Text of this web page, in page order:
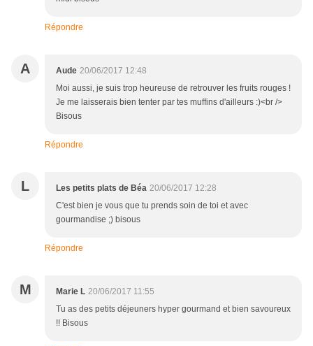
Répondre
A Aude 20/06/2017 12:48
Moi aussi, je suis trop heureuse de retrouver les fruits rouges !
Je me laisserais bien tenter par tes muffins d'ailleurs :)<br />
Bisous
Répondre
L Les petits plats de Béa 20/06/2017 12:28
C'est bien je vous que tu prends soin de toi et avec
gourmandise ;) bisous
Répondre
M Marie L 20/06/2017 11:55
Tu as des petits déjeuners hyper gourmand et bien savoureux
!! Bisous